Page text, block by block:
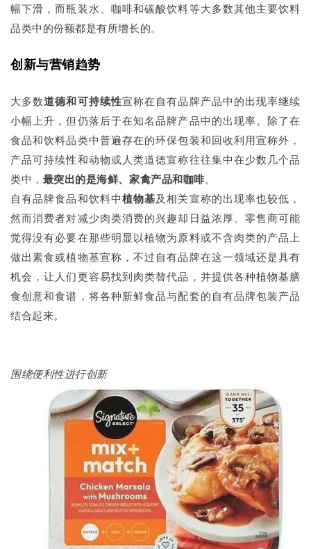
幅下滑，而瓶装水、咖啡和碳酸饮料等大多数其他主要饮料
品类中的份额都是有所增长的。
创新与营销趋势
大多数道德和可持续性宣称在自有品牌产品中的出现率继续
小幅上升，但仍落后于在知名品牌产品中的出现率。除了在
食品和饮料品类中普遍存在的环保包装和回收利用宣称外，
产品可持续性和动物或人类道德宣称往往集中在少数几个品
类中， 最突出的是海鲜、家禽产品和咖啡。
自有品牌食品和饮料中植物基及相关宣称的出现率也较低，
然而消费者对减少肉类消费的兴趣却日益浓厚。零售商可能
觉得没有必要在那些明显以植物为原料或不含肉类的产品上
做出素食或植物基宣称，不过自有品牌在这一领域还是具有
机会，让人们更容易找到肉类替代品，并提供各种植物基膳
食创意和食谱，将各种新鲜食品与配套的自有品牌包装产品
结合起来。
围绕便利性进行创新